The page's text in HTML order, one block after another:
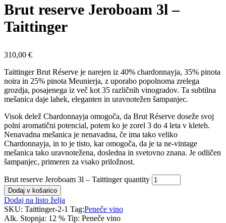
Brut reserve Jeroboam 3l –
Taittinger
310,00 €
Taittinger Brut Réserve je narejen iz 40% chardonnayja, 35% pinota
noira in 25% pinota Meunierja, z uporabo popolnoma zrelega
grozdja, posajenega iz več kot 35 različnih vinogradov. Ta subtilna
mešanica daje lahek, eleganten in uravnotežen šampanjec.
Visok delež Chardonnayja omogoča, da Brut Réserve doseže svoj
polni aromatični potencial, potem ko je zorel 3 do 4 leta v kleteh.
Nenavadna mešanica je nenavadna, če ima tako veliko
Chardonnayja, in to je tisto, kar omogoča, da je ta ne-vintage
mešanica tako uravnotežena, dosledna in svetovno znana. Je odličen
šampanjec, primeren za vsako priložnost.
Brut reserve Jeroboam 3l – Taittinger quantity
Dodaj v košarico
Dodaj na listo želja
SKU: Taittinger-2-1 Tag:Peneče vino
Alk. Stopnja: 12 % Tip: Peneče vino